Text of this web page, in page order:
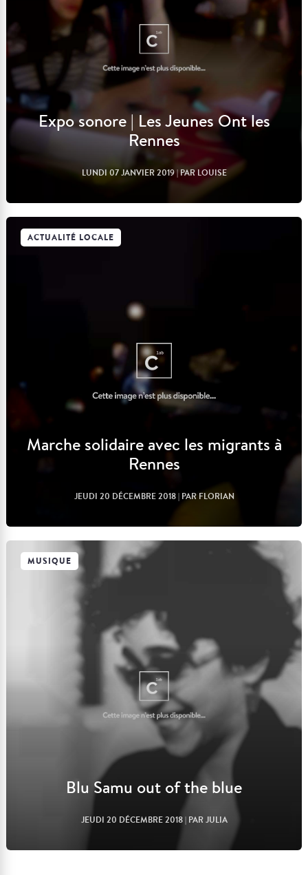
Expo sonore | Les Jeunes Ont les
Rennes
LUNDI 07 JANVIER 2019| PAR LOUISE
Lire l'article
Marche solidaire avec les migrants à
Rennes
JEUDI 20 DÉCEMBRE 2018| PAR FLORIAN
Lire l'article
ACTUALITÉ LOCALE
Blu Samu out of the blue
JEUDI 20 DÉCEMBRE 2018| PAR JULIA
MUSIQUE